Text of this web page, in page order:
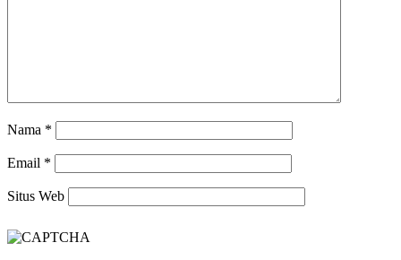
Nama *
Email *
Situs Web